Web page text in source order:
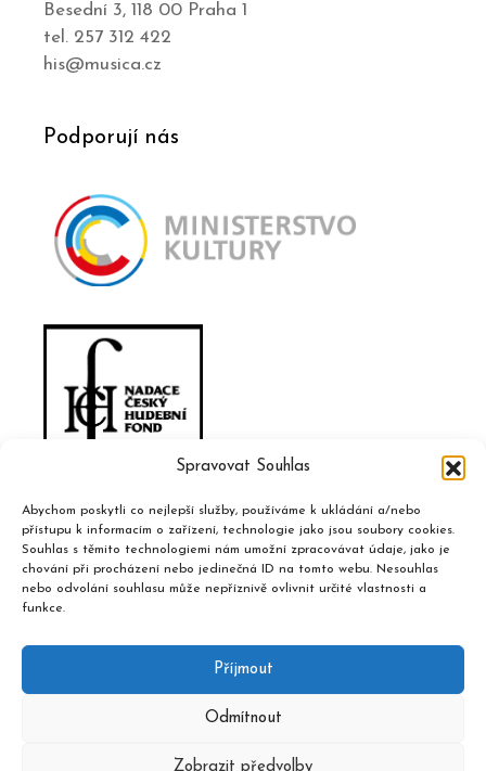
Spravovat Souhlas
Abychom poskytli co nejlepší služby, používáme k ukládání a/nebo
přístupu k informacím o zařízení, technologie jako jsou soubory cookies.
Souhlas s těmito technologiemi nám umožní zpracovávat údaje, jako je
chování při procházení nebo jedinečná ID na tomto webu. Nesouhlas
nebo odvolání souhlasu může nepříznivě ovlivnit určité vlastnosti a
funkce.
Příjmout
Odmítnout
Zobrazit předvolby
Besední 3, 118 00 Praha 1
tel. 257 312 422
his@musica.cz
Podporují nás